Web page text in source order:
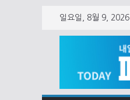
Skip일요일, 8월 9, 2026